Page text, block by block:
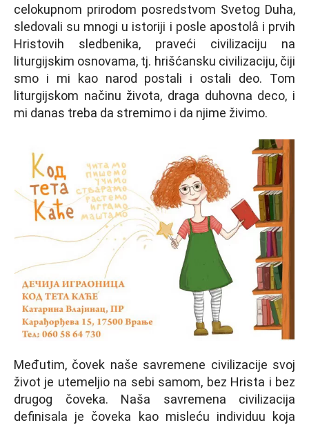
celokupnom prirodom posredstvom Svetog Duha,
sledovali su mnogi u istoriji i posle apostolâ i prvih
Hristovih sledbenika, praveći civilizaciju na
liturgijskim osnovama, tj. hrišćansku civilizaciju, čiji
smo i mi kao narod postali i ostali deo. Tom
liturgijskom načinu života, draga duhovna deco, i
mi danas treba da stremimo i da njime živimo.
Međutim, čovek naše savremene civilizacije svoj
život je utemelјio na sebi samom, bez Hrista i bez
drugog čoveka. Naša savremena civilizacija
definisala je čoveka kao misleću individuu koja